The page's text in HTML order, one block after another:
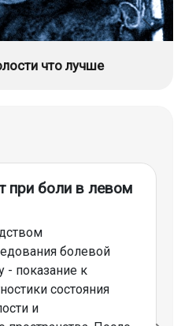
что лучше
при боли в левом
болевой
- показание к
состояния
и